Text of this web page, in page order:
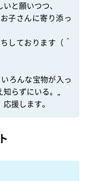
と願いつつ、
子さんに寄り添っ
しております（＾
ろんな宝物が入っ
らずにいる。„
援します。